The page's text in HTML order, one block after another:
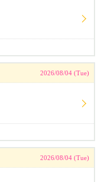
2026/08/04 (Tue)
2026/08/04 (Tue)